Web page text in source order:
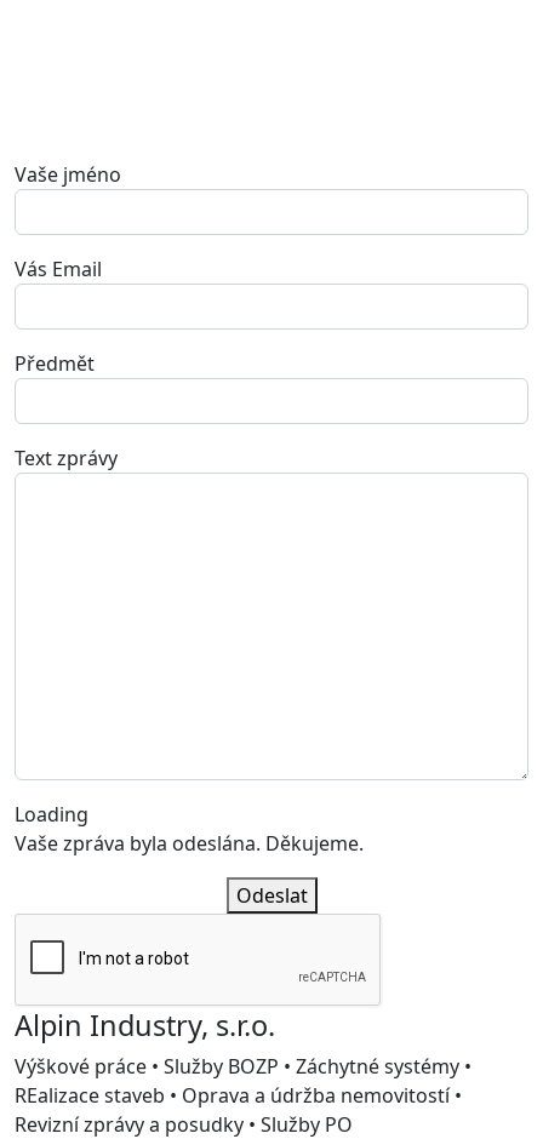
Vaše jméno
Vás Email
Předmět
Text zprávy
Loading
Vaše zpráva byla odeslána. Děkujeme.
Odeslat
Alpin Industry, s.r.o.
Výškové práce • Služby BOZP • Záchytné systémy •
REalizace staveb • Oprava a údržba nemovitostí •
Revizní zprávy a posudky • Služby PO